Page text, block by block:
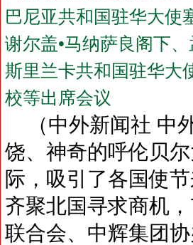
巴尼亚共和国驻华大使
谢尔盖•马纳萨良阁下
斯里兰卡共和国驻华大
校等出席会议
（中外新闻社 中
饶、神奇的呼伦贝
际，吸引了各国使
齐聚北国寻求商机
联合会、中辉集团协